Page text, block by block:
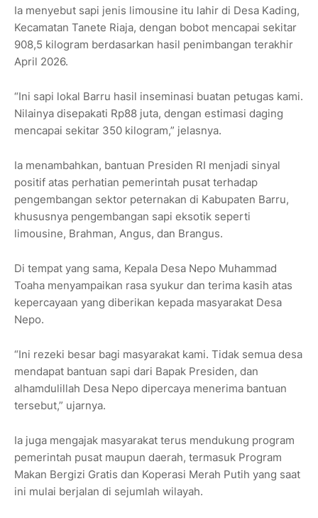
Ia menyebut sapi jenis limousine itu lahir di Desa Kading,
Kecamatan Tanete Riaja, dengan bobot mencapai sekitar
908,5 kilogram berdasarkan hasil penimbangan terakhir
April 2026.
“Ini sapi lokal Barru hasil inseminasi buatan petugas kami.
Nilainya disepakati Rp88 juta, dengan estimasi daging
mencapai sekitar 350 kilogram,” jelasnya.
Ia menambahkan, bantuan Presiden RI menjadi sinyal
positif atas perhatian pemerintah pusat terhadap
pengembangan sektor peternakan di Kabupaten Barru,
khususnya pengembangan sapi eksotik seperti
limousine, Brahman, Angus, dan Brangus.
Di tempat yang sama, Kepala Desa Nepo Muhammad
Toaha menyampaikan rasa syukur dan terima kasih atas
kepercayaan yang diberikan kepada masyarakat Desa
Nepo.
“Ini rezeki besar bagi masyarakat kami. Tidak semua desa
mendapat bantuan sapi dari Bapak Presiden, dan
alhamdulillah Desa Nepo dipercaya menerima bantuan
tersebut,” ujarnya.
Ia juga mengajak masyarakat terus mendukung program
pemerintah pusat maupun daerah, termasuk Program
Makan Bergizi Gratis dan Koperasi Merah Putih yang saat
ini mulai berjalan di sejumlah wilayah.